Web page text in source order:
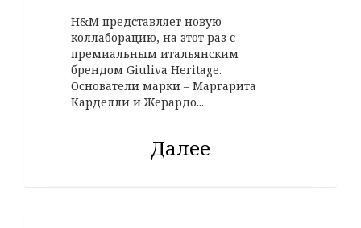
H&M представляет новую
коллаборацию, на этот раз с
премиальным итальянским
брендом Giuliva Heritage.
Основатели марки – Маргарита
Карделли и Жерардо...
Далее